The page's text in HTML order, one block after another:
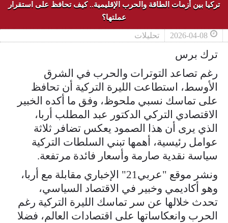
تركيا بين أزمات الطاقة والحرب الإقليمية.. كيف تحافظ على استقرار
عملتها؟
2026-04-08 تحليلات
ترك برس
رغم تصاعد التوترات والحرب في الشرق
الأوسط، استطاعت الليرة التركية أن تحافظ
على تماسك نسبي ملحوظ، وفق ما أكده الخبير
الاقتصادي التركي الدكتور عبد المطلب أربا،
الذي يرى أن هذا الصمود يعكس تضافر ثلاثة
عوامل رئيسية، أهمها تبني السلطات التركية
سياسة نقدية صارمة وأسعار فائدة مرتفعة.
ونشر موقع "عربي21" الإخباري مقابلة مع أربا،
وهو أكاديمي وخبير في الاقتصاد السياسي،
تحدث خلالها عن سر تماسك الليرة التركية رغم
الحرب وانعكاساتها على اقتصادات العالم، فضلا